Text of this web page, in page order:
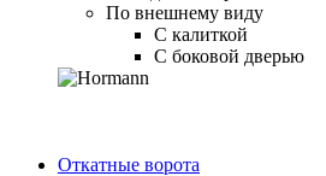
По внешнему виду
С калиткой
С боковой дверью
Откатные ворота